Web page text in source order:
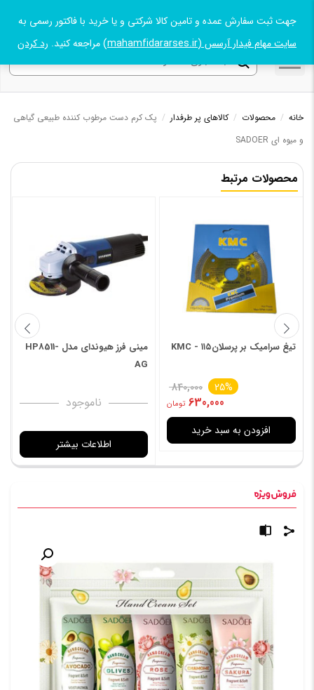
09131045021
خانه / محصولات / کالاهای پر طرفدار / پک کرم دست مرطوب کننده طبیعی گیاهی
و میوه ای SADOER
محصولات مرتبط
تیغ سرامیک بر پرسلانKMC - ۱۱۵
25%
840,000
630,000 تومان
افزودن به سبد خرید
مینی فرز هیوندای مدل HP8511-
AG
ناموجود
اطلاعات بیشتر
جهت ثبت سفارش عمده و تامین کالا شرکتی و یا خرید با فاکتور رسمی به
سایت مهام فیدار آرسس (mahamfidararses.ir)
مراجعه کنید. رد کردن